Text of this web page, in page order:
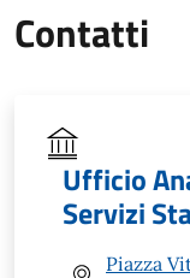
Contatti
Ufficio
Servizi
Piazza